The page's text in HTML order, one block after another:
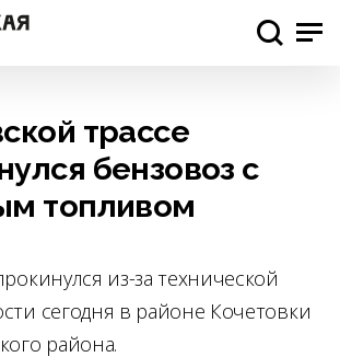
трассе
бензовоз с
топливом
из-за технической
сегодня в районе Кочетовки
района.